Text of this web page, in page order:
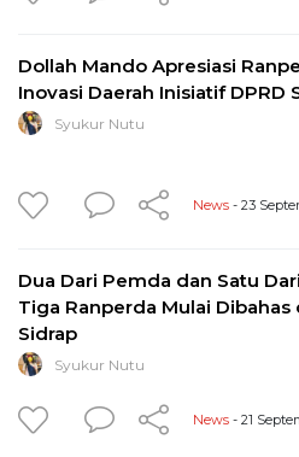
Dollah Mando Apresiasi
Inovasi Daerah Inisiatif DPRD
Syukur Nutu
News - 23
Dua Dari Pemda dan Satu
Tiga Ranperda Mulai Dibahas
Sidrap
Syukur Nutu
News - 21